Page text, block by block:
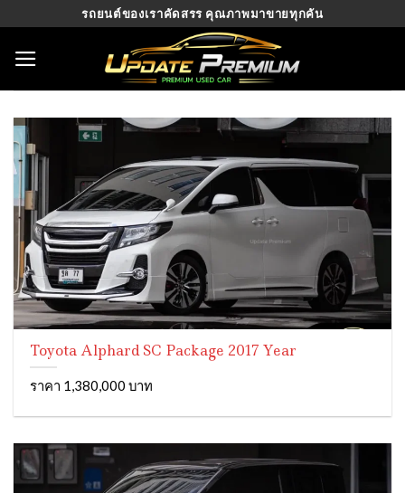
content
รถยนต์ของเราคัดสรร คุณภาพมาขายทุกคัน
Toyota Alphard SC Package 2017 Year
ราคา 1,380,000 บาท